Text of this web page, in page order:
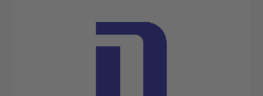
Bildergalerie überspringen